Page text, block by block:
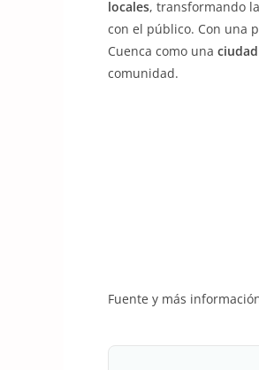
locales, transformando
con el público. Con una
Cuenca como una
comunidad.
Fuente y más